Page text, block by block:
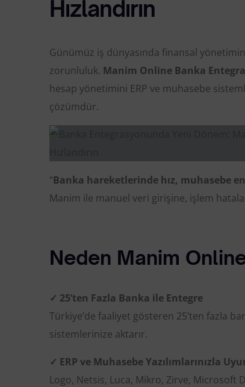
Hızlandırın
Günümüz iş dünyasında finansal
zorunluluk. Manim Online Banka
hesap yönetimini ERP ve muhasebe
çözümdür.
“Banka hareketlerinde hız, muhasebe
Manim ile manuel veri girişine, işlem
Neden Manim
✓ 25’ten Fazla Banka ile Entegre
Türkiye’de faaliyet gösteren 25’ten fazla
sistemlerinize aktarır.
✓ ERP ve Muhasebe Yazılımlarınızla
Logo, Netsis, Luca, Mikro, Zirve, Microsoft